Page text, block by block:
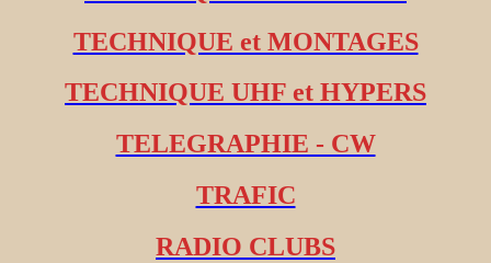
TECHNIQUE et MONTAGES
TECHNIQUE UHF et HYPERS
TELEGRAPHIE - CW
TRAFIC
RADIO CLUBS